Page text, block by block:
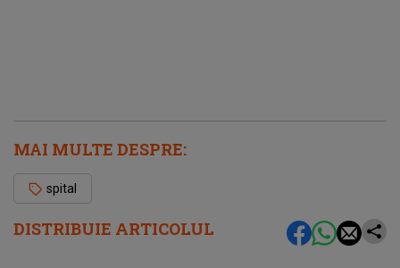
DISTRIBUIE ARTICOLUL
MAI MULTE DESPRE:
spital